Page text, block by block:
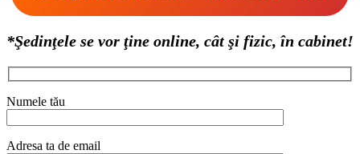
*Şedinţele se vor ţine online, cât şi fizic, în cabinet!
Numele tău
Adresa ta de email